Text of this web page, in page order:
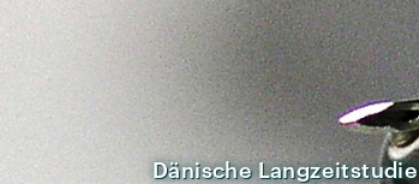
Dänische Langzeitstudie